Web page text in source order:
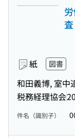
紙 図書
和田義博, 室中
税務経理協会
件名（識別子）